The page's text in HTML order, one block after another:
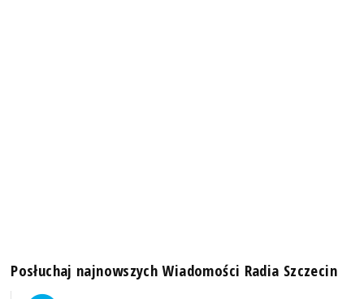
Posłuchaj najnowszych Wiadomości Radia Szczecin